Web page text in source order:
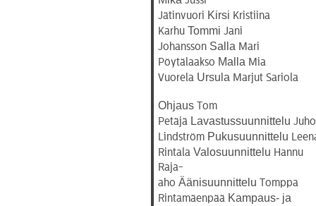
Jätinvuori Kirsi Kristiina
Karhu Tommi Jani
Johansson Salla Mari
Pöytälaakso Malla Mia
Vuorela Ursula Marjut Sariola
OhjausTom
Petäjä Lavastussuunnittelu Juho
Lindström Pukusuunnittelu
Rintala Valosuunnittelu Hannu
Raja-
aho Äänisuunnittelu Tomppa
Rintamäenpää Kampaus- ja